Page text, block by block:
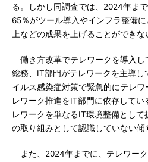
る。しかし同調査では、2024年ま
65％がツール導入やインフラ整備
上などの成果を上げることができな
働き方改革でテレワークを導入し
総務、IT部門がテレワークを主導し
イルス感染症対策で緊急的にテレ
レワーク推進をIT部門に依存して
レワークを単なるIT環境整備とし
の取り組みとして認識していない傾
また、2024年までに、テレワーク